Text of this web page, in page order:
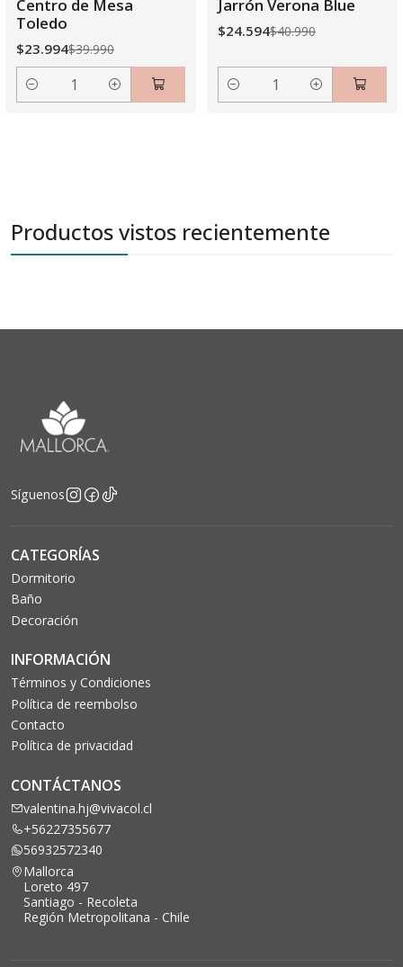
Centro de Mesa
Toledo
$23.994$39.990
Cantidad
Jarrón Verona Blue
$24.594$40.990
Cantidad
Productos vistos recientemente
Síguenos
CATEGORÍAS
Dormitorio
Baño
Decoración
INFORMACIÓN
Términos y Condiciones
Política de reembolso
Contacto
Política de privacidad
CONTÁCTANOS
valentina.hj@vivacol.cl
+56227355677
56932572340
Mallorca
Loreto 497
Santiago - Recoleta
Región Metropolitana - Chile